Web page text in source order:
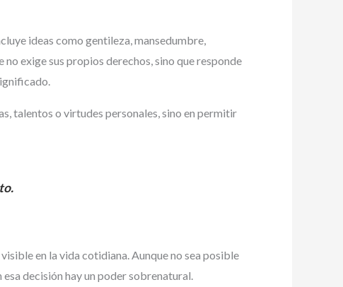
ideas como gentileza, mansedumbre,
exige sus propios derechos, sino que responde
talentos o virtudes personales, sino en permitir
en la vida cotidiana. Aunque no sea posible
decisión hay un poder sobrenatural.